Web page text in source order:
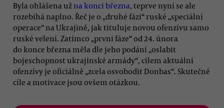
Byla ohlášena už na konci března, teprve nyní se ale
rozebíhá naplno. Řeč je o „druhé fázi“ ruské „speciální
operace“ na Ukrajině, jak tituluje novou ofenzívu samo
ruské velení. Zatímco „první fáze“ od 24. února
do konce března měla dle jeho podání „oslabit
bojeschopnost ukrajinské armády“, cílem aktuální
ofenzívy je oficiálně „zcela osvobodit Donbas“. Skutečné
cíle a motivace jsou ovšem otázkou.